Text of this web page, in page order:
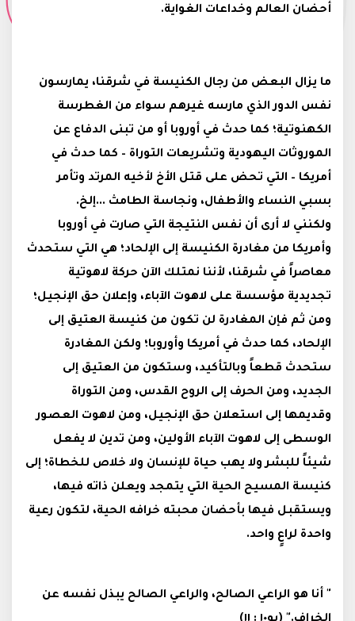
أحضان العالم وخداعات الغواية.
ما يزال البعض من رجال الكنيسة في شرقنا، يمارسون
نفس الدور الذي مارسه غيرهم سواء من الغطرسة
الكهنوتية؛ كما حدث في أوروبا أو من تبنى الدفاع عن
الموروثات اليهودية وتشريعات التوراة – كما حدث في
أمريكا – التي تحض على قتل الأخ لأخيه المرتد وتأمر
بسبي النساء والأطفال، ونجاسة الطامث ...إلخ.
ولكنني لا أرى أن نفس النتيجة التي صارت في أوروبا
وأمريكا من مغادرة الكنيسة إلى الإلحاد؛ هي التي ستحدث
معاصراً في شرقنا، لأننا نمتلك الآن حركة لاهوتية
تجديدية مؤسسة على لاهوت الآباء، وإعلان حق الإنجيل؛
ومن ثم فإن المغادرة لن تكون من كنيسة العتيق إلى
الإلحاد، كما حدث في أمريكا وأوروبا؛ ولكن المغادرة
ستحدث قطعاً وبالتأكيد، وستكون من العتيق إلى
الجديد، ومن الحرف إلى الروح القدس، ومن التوراة
وقديمها إلى استعلان حق الإنجيل، ومن لاهوت العصور
الوسطى إلى لاهوت الآباء الأولين، ومن تدين لا يفعل
شيئاً للبشر ولا يهب حياة للإنسان ولا خلاص للخطاة؛ إلى
كنيسة المسيح الحية التي يتمجد ويعلن ذاته فيها،
ويستقبل فيها بأحضان محبته خرافه الحية، لتكون رعية
واحدة لراعٍ واحد.
" أنا هو الراعي الصالح، والراعي الصالح يبذل نفسه عن